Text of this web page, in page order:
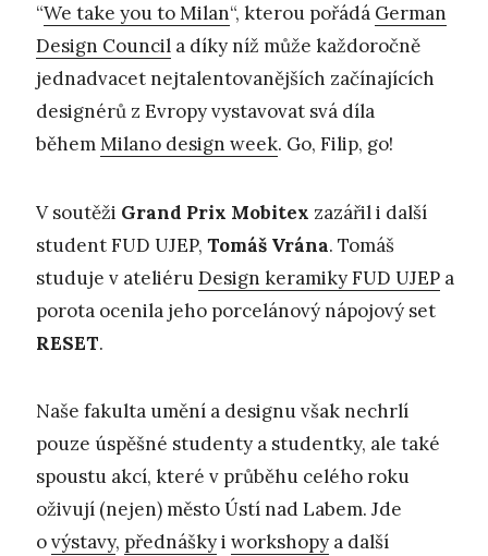
“We take you to Milan“, kterou pořádá German
Design Council a díky níž může každoročně
jednadvacet nejtalentovanějších začínajících
designérů z Evropy vystavovat svá díla
běhemMilano design week. Go, Filip, go!
V soutěži Grand Prix Mobitex zazářil i další
student FUD UJEP, Tomáš Vrána. Tomáš
studuje v ateliéruDesign keramiky FUD UJEP a
porota ocenila jeho porcelánový nápojový set
RESET.
Naše fakulta umění a designu však nechrlí
pouze úspěšné studenty a studentky, ale také
spoustu akcí, které v průběhu celého roku
oživují (nejen) město Ústí nad Labem. Jde
ovýstavy, přednáškyi workshopy a další